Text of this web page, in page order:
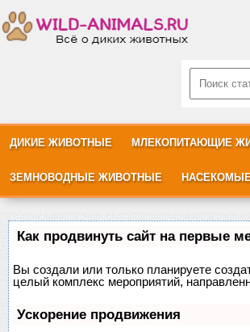
ДИКИЕ ЖИВОТНЫЕ МЛЕКОПИТАЮЩИЕ
ЗЕМНОВОДНЫЕ ЖИВОТНЫЕ
Как продвинуть сайт на первые
Вы создали или только планируете
целый комплекс мероприятий,
Ускорение продвижения